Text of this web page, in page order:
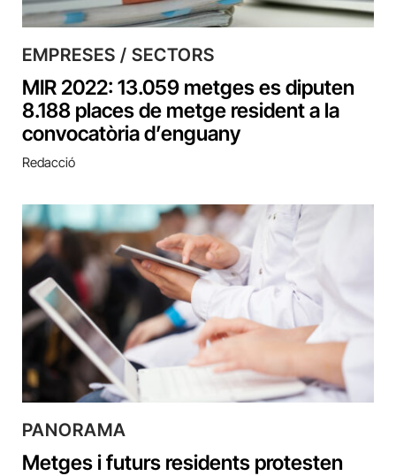
EMPRESES / SECTORS
MIR 2022: 13.059 metges es diputen
8.188 places de metge resident a la
convocatòria d’enguany
Redacció
PANORAMA
Metges i futurs residents protesten